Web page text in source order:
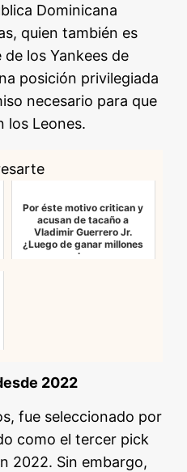
Dominicana
quien también es
los Yankees de
posición privilegiada
necesario para que
los Leones.
Por éste motivo critican y
acusan de tacaño a
Vladimir Guerrero Jr.
¿Luego de ganar millones
en las …
2022
fue seleccionado por
como el tercer pick
2022. Sin embargo,